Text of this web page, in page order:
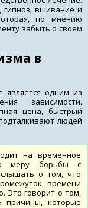
гипноз, вшивание и
по мнению
забыть о своем
в
является одним из
зависимости.
цена, быстрый
людей
на временное
меру борьбы с
о том, что
времени
Это говорит о том,
причины, которые